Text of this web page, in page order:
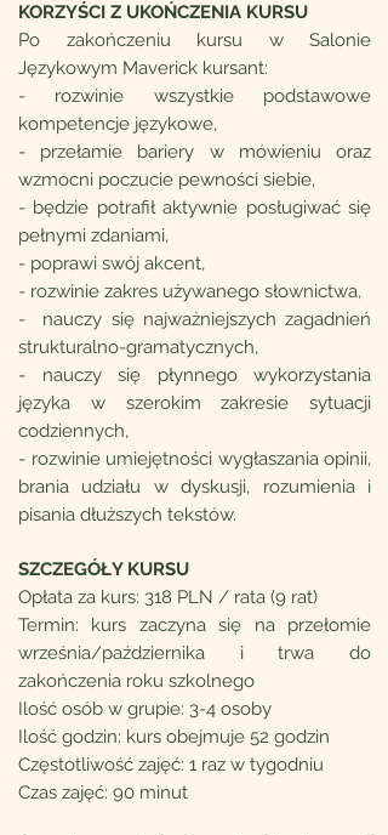
KORZYŚCI Z UKOŃCZENIA KURSU
Po zakończeniu kursu w Salonie
Językowym Maverick kursant:
- rozwinie wszystkie podstawowe
kompetencje językowe,
- przełamie bariery w mówieniu oraz
wzmocni poczucie pewności siebie,
- będzie potrafił aktywnie posługiwać się
pełnymi zdaniami,
- poprawi swój akcent,
- rozwinie zakres używanego słownictwa,
- nauczy się najważniejszych zagadnień
strukturalno-gramatycznych,
- nauczy się płynnego wykorzystania
języka w szerokim zakresie sytuacji
codziennych,
- rozwinie umiejętności wygłaszania opinii,
brania udziału w dyskusji, rozumienia i
pisania dłuższych tekstów.
SZCZEGÓŁY KURSU
Opłata za kurs: 318 PLN / rata (9 rat)
Termin: kurs zaczyna się na przełomie
września/października i trwa do
zakończenia roku szkolnego
Ilość osób w grupie: 3-4 osoby
Ilość godzin: kurs obejmuje 52 godzin
Częstotliwość zajęć: 1 raz w tygodniu
Czas zajęć: 90 minut